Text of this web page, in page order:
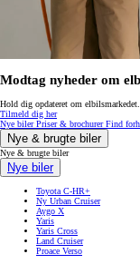
Modtag nyheder om
Hold dig opdateret om
Tilmeld dig her
Nye bilerPriser & brochurerFind
Nye & brugte biler
Nye & brugte biler
Nye biler
Toyota C-HR+
Ny Urban Cruiser
Aygo X
Yaris
Yaris Cross
Land Cruiser
Proace Verso